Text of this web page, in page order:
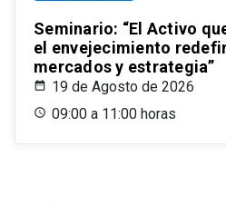
Seminario: “El Activo
el envejecimiento
mercados y estrategia”
19 de Agosto de 2026
09:00 a 11:00 horas